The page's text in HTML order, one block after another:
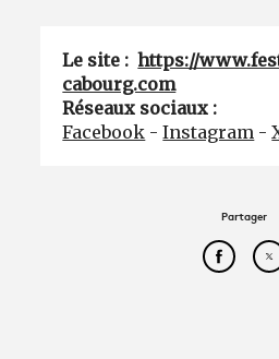
Le site :https://
cabourg.com
Réseaux sociaux :
Facebook -Instagram -
Partager